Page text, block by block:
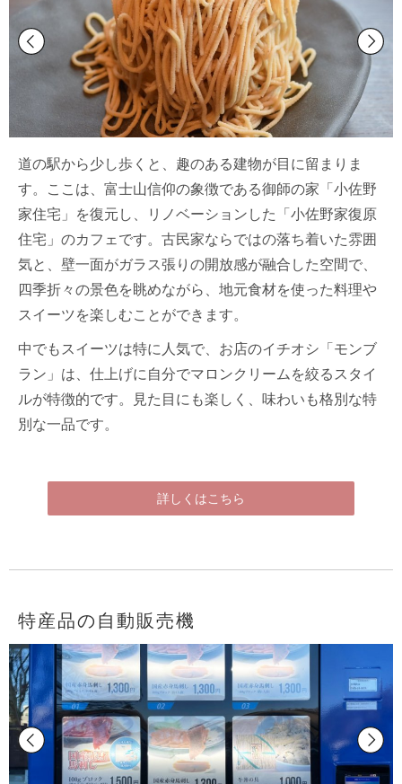
道の駅から少し歩くと、趣のある建物が目に留まりま
す。ここは、富士山信仰の象徴である御師の家「小佐野
家住宅」を復元し、リノベーションした「小佐野家復原
住宅」のカフェです。古民家ならではの落ち着いた雰囲
気と、壁一面がガラス張りの開放感が融合した空間で、
四季折々の景色を眺めながら、地元食材を使った料理や
スイーツを楽しむことができます。
中でもスイーツは特に人気で、お店のイチオシ「モンブ
ラン」は、仕上げに自分でマロンクリームを絞るスタイ
ルが特徴的です。見た目にも楽しく、味わいも格別な特
別な一品です。
詳しくはこちら
特産品の自動販売機